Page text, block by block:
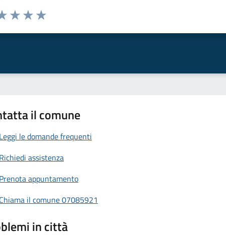
1 a 5 stelle la pagina
il comune
le domande frequenti
assistenza
appuntamento
il comune 07085921
in città